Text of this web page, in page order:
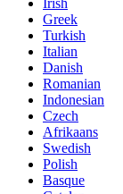
Irish
Greek
Turkish
Italian
Danish
Romanian
Indonesian
Czech
Afrikaans
Swedish
Polish
Basque